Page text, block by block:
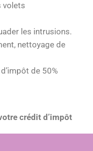
volets
les intrusions.
nettoyage de
de 50%
crédit d’impôt